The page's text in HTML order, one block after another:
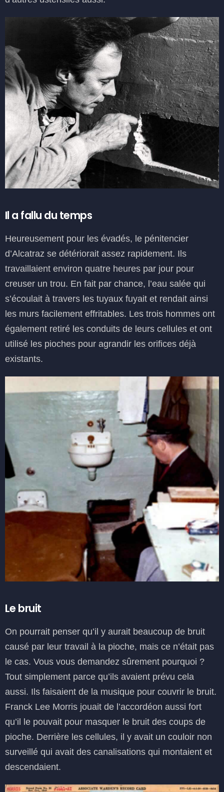
Il a fallu du temps
Heureusement pour les évadés, le pénitencier
d’Alcatraz se détériorait assez rapidement. Ils
travaillaient environ quatre heures par jour pour
creuser un trou. En fait par chance, l’eau salée qui
s’écoulait à travers les tuyaux fuyait et rendait ainsi
les murs facilement effritables. Les trois hommes ont
également retiré les conduits de leurs cellules et ont
utilisé les pioches pour agrandir les orifices déjà
existants.
Le bruit
On pourrait penser qu’il y aurait beaucoup de bruit
causé par leur travail à la pioche, mais ce n’était pas
le cas. Vous vous demandez sûrement pourquoi ?
Tout simplement parce qu’ils avaient prévu cela
aussi. Ils faisaient de la musique pour couvrir le bruit.
Franck Lee Morris jouait de l’accordéon aussi fort
qu’il le pouvait pour masquer le bruit des coups de
pioche. Derrière les cellules, il y avait un couloir non
surveillé qui avait des canalisations qui montaient et
descendaient.